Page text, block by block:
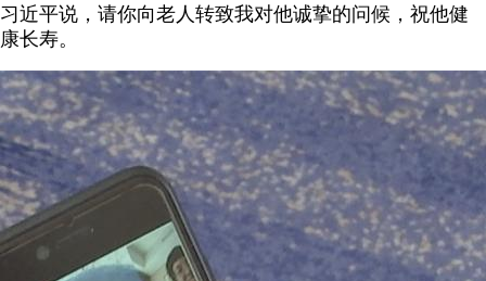
习近平说，请你向老人转致我对他诚挚的问候，祝他健
康长寿。